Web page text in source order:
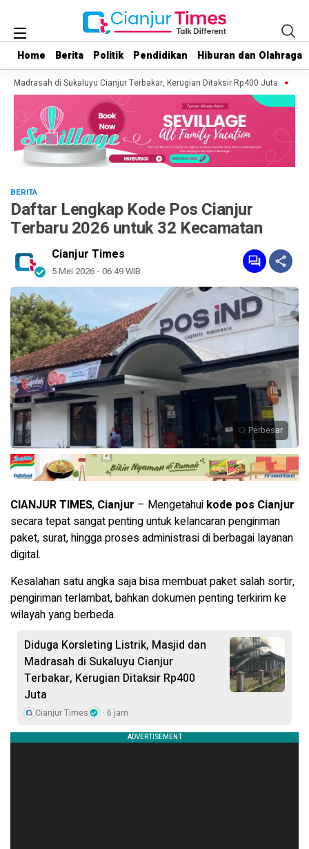
Home Berita Politik Pendidikan Hiburan dan Olahraga
Home Berita Politik Pendidikan Hiburan dan Olahraga
di Sukaluyu Cianjur Terbakar, Kerugian Ditaksir Rp400 Juta
BERITA
Daftar Lengkap Kode Pos Cianjur
Terbaru 2026 untuk 32 Kecamatan
Cianjur Times
5 Mei 2026 - 06:49 WIB
Perbesar
CIANJUR TIMES, Cianjur – Mengetahui kode pos Cianjur
secara tepat sangat penting untuk kelancaran pengiriman
paket, surat, hingga proses administrasi di berbagai layanan
digital.
Kesalahan satu angka saja bisa membuat paket salah sortir,
pengiriman terlambat, bahkan dokumen penting terkirim ke
wilayah yang berbeda.
Diduga Korsleting Listrik, Masjid dan
Madrasah di Sukaluyu Cianjur
Terbakar, Kerugian Ditaksir Rp400
Juta
Cianjur Times 6 jam